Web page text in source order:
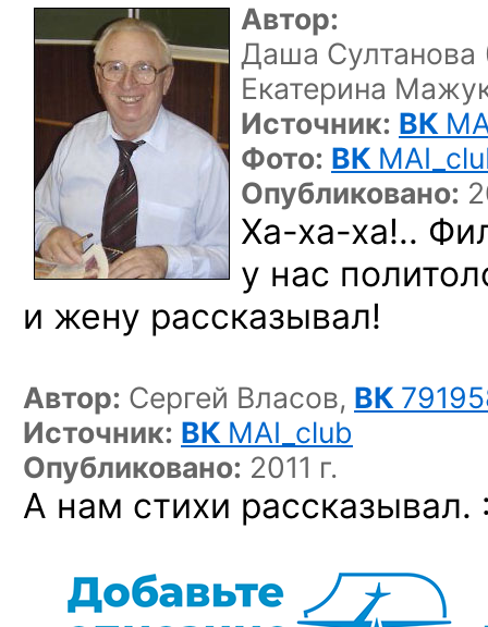
Автор:
Даша Султанова
Екатерина
Источник: ВК
Фото: ВК
Опубликовано:
Ха-ха-ха!..
у нас
и жену рассказывал!
Автор: Сергей Власов, ВК
Источник: ВК MAI_club
Опубликовано: 2011 г.
А нам стихи рассказывал.